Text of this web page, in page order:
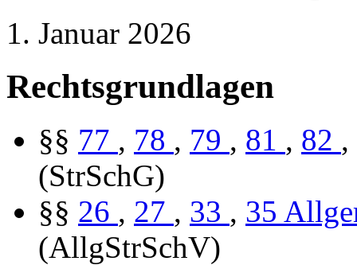
1. Januar 2026
Rechtsgrundlagen
§§ 77 , 78 , 79 , 81 , 82 ,
(StrSchG)
§§ 26 , 27 , 33 , 35
(AllgStrSchV)